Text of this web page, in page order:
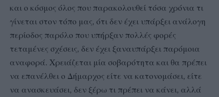
και ο κόσμος όλος που παρακολουθεί τόσα χρόνια τι
γίνεται στον τόπο μας, ότι δεν έχει υπάρξει ανάλογη
περίοδος παρόλο που υπήρξαν πολλές φορές
τεταμένες σχέσεις, δεν έχει ξαναυπάρξει παρόμοια
αναφορά. Χρειάζεται μία σοβαρότητα και θα πρέπει
να επανέλθει ο Δήμαρχος είτε να κατονομάσει, είτε
να ανασκευάσει, δεν ξέρω τι πρέπει να κάνει, αλλά